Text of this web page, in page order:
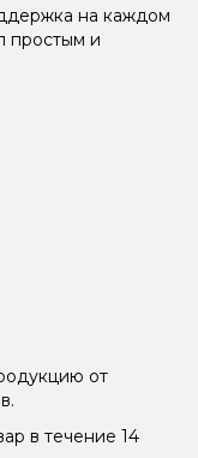
на каждом
простым и
от
в течение 14